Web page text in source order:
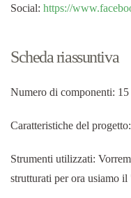
Social: https://
Scheda riassuntiva
Numero di componenti: 15
Caratteristiche del
Strumenti utilizzati:
strutturati per ora usiamo